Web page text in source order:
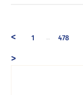
< 1 … 478
>